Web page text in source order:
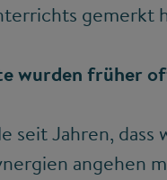
gemerkt
wurden früher
seit Jahren,
angehen